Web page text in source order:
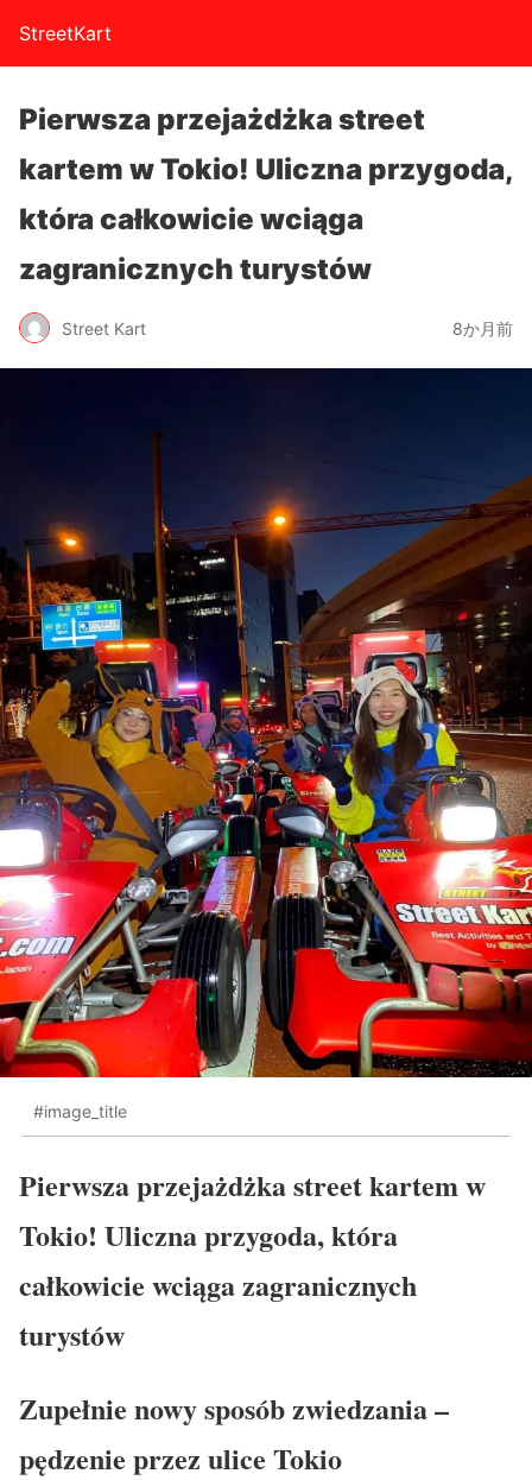
StreetKart
Pierwsza przejażdżka street
kartem w Tokio! Uliczna przygoda,
która całkowicie wciąga
zagranicznych turystów
Street Kart 8か月前
#image_title
Pierwsza przejażdżka street kartem w
Tokio! Uliczna przygoda, która
całkowicie wciąga zagranicznych
turystów
Zupełnie nowy sposób zwiedzania –
pędzenie przez ulice Tokio